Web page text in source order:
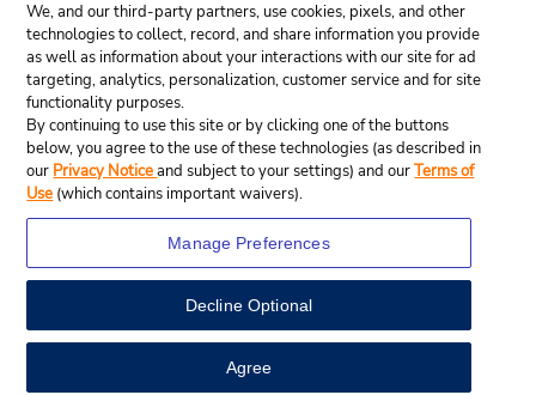
View Map
© 2024 Budget Rent A Car System, Inc.
We, and our third-party partners, use cookies, pixels, and other
technologies to collect, record, and share information you provide
as well as information about your interactions with our site for ad
targeting, analytics, personalization, customer service and for site
functionality purposes.
By continuing to use this site or by clicking one of the buttons
below, you agree to the use of these technologies (as described in
our Privacy Noticeand subject to your settings) and ourTerms of
Use (which contains important waivers).
Manage Preferences
Decline Optional
Agree